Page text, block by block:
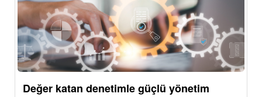
Değer katan denetimle güçlü yönetim